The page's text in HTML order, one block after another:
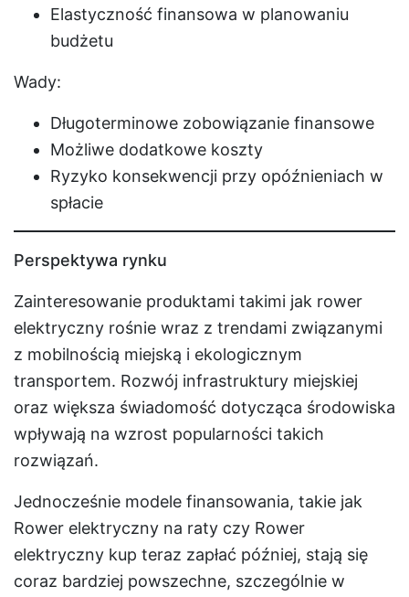
Elastyczność finansowa w planowaniu
budżetu
Wady:
Długoterminowe zobowiązanie finansowe
Możliwe dodatkowe koszty
Ryzyko konsekwencji przy opóźnieniach w
spłacie
Perspektywa rynku
Zainteresowanie produktami takimi jak rower
elektryczny rośnie wraz z trendami związanymi
z mobilnością miejską i ekologicznym
transportem. Rozwój infrastruktury miejskiej
oraz większa świadomość dotycząca środowiska
wpływają na wzrost popularności takich
rozwiązań.
Jednocześnie modele finansowania, takie jak
Rower elektryczny na raty czy Rower
elektryczny kup teraz zapłać później, stają się
coraz bardziej powszechne, szczególnie w